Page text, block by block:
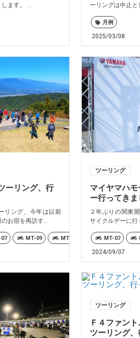
ます。 ...
ーリングは中止と
月例
2025/03/08
ーリング、行
リング、今年は以前
お宿を再訪す...
MT-09 MT-10 TRACER9
ツーリング
マイヤマハ
ー行ってきま
２年ぶりの関東
サイクルデーに行
MT-07
2024/09/07
ツーリング
Ｆ４ファン
ツーリング、